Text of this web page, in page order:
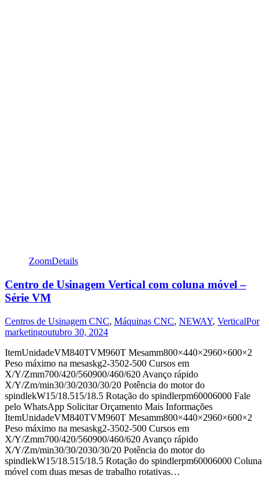
ZoomDetails
Centro de Usinagem Vertical com coluna móvel –
Série VM
Centros de Usinagem CNC, Máquinas CNC, NEWAY, VerticalPor
marketingoutubro 30, 2024
ItemUnidadeVM840TVM960T Mesamm800×440×2960×600×2
Peso máximo na mesaskg2-3502-500 Cursos em
X/Y/Zmm700/420/560900/460/620 Avanço rápido
X/Y/Zm/min30/30/2030/30/20 Potência do motor do
spindlekW15/18.515/18.5 Rotação do spindlerpm60006000 Fale
pelo WhatsApp Solicitar Orçamento Mais Informações
ItemUnidadeVM840TVM960T Mesamm800×440×2960×600×2
Peso máximo na mesaskg2-3502-500 Cursos em
X/Y/Zmm700/420/560900/460/620 Avanço rápido
X/Y/Zm/min30/30/2030/30/20 Potência do motor do
spindlekW15/18.515/18.5 Rotação do spindlerpm60006000 Coluna
móvel com duas mesas de trabalho rotativas…